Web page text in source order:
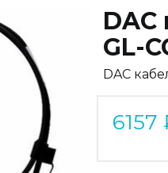
DAC
GL-
DAC
6157